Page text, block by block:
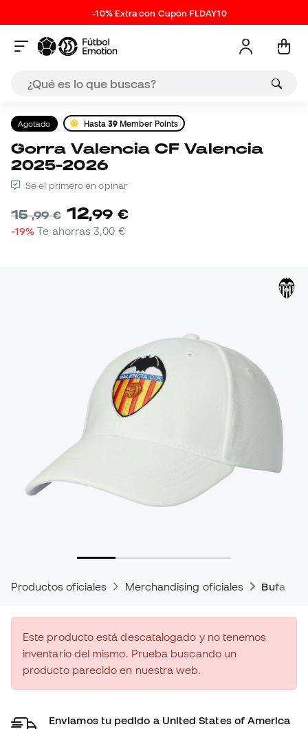
-10% Extra con Cupón FLDAY10
Agotado Hasta39 Member Points
Gorra Valencia CF Valencia
2025-2026
Sé el primero en opinar
15,99 € 12,99 €
-19% Te ahorras3,00 €
Productos oficiales Merchandising oficiales
Este producto está descatalogado y no tenemos
inventario del mismo. Prueba buscando un
producto parecido en nuestra web.
Enviamos tu pedido a United States of America